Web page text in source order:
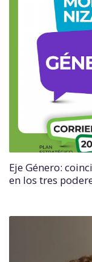
Eje Género:
en los tres